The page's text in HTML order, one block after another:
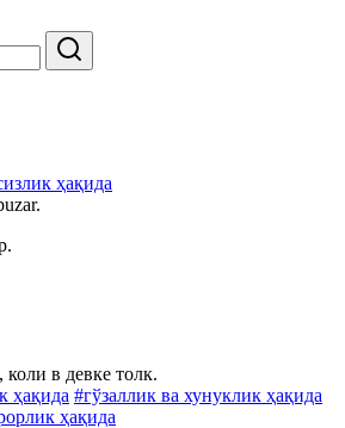
ҳақида
в девке толк.
ҳақида #гўзаллик ва хунуклик ҳақида
ҳақида